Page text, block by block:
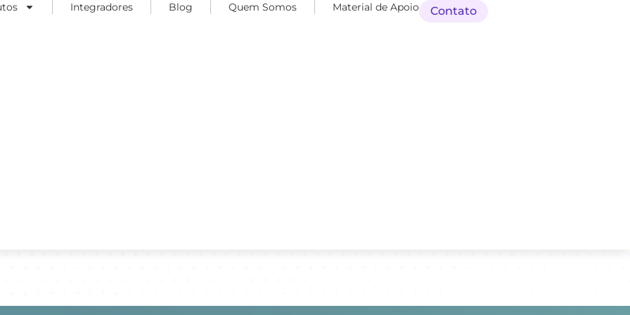
Integradores Blog Quem Somos Material de Apoio Contato